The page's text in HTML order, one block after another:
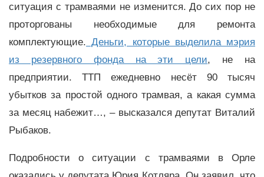
ситуация с трамваями не изменится. До сих пор не
проторгованы необходимые для ремонта
комплектующие. Деньги, которые выделила мэрия
из резервного фонда на эти цели, не на
предприятии. ТТП ежедневно несёт 90 тысяч
убытков за простой одного трамвая, а какая сумма
за месяц набежит…, – высказался депутат Виталий
Рыбаков.
Подробности о ситуации с трамваями в Орле